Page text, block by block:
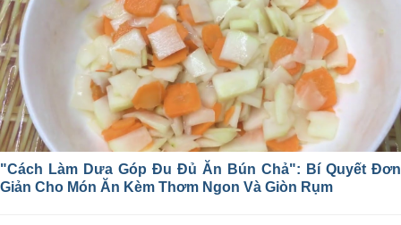
"Cách Làm Dưa Góp Đu Đủ Ăn Bún Chả": Bí Quyết Đơn
Giản Cho Món Ăn Kèm Thơm Ngon Và Giòn Rụm